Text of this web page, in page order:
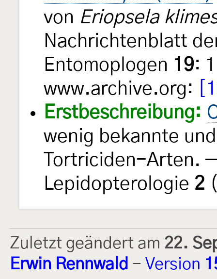
von Eriopsela
Nachrichtenblatt
Entomoplogen 19:
www.archive.org:
Erstbeschreibung:
wenig bekannte
Tortriciden-Arten.
Lepidopterologie 2
Zuletzt geändert am 22.
Erwin Rennwald - Version